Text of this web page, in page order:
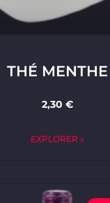
THÉ MENTHE
2,30 €
EXPLORER »